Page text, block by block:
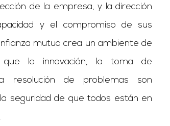
de la empresa, y la dirección
y el compromiso de sus
mutua crea un ambiente de
la innovación, la toma de
resolución de problemas son
seguridad de que todos están en